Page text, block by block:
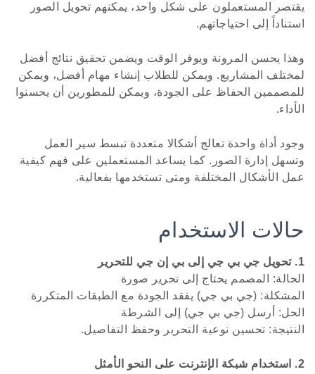
يقتصر المستعملون على شكل واحد، يمكنهم تحويل الصور
استناداً إلى احتياجاتهم.
وهذا يحسن المرونة ويوفر الوقت ويضمن تحقيق نتائج أفضل
لمختلف المشاريع. ويمكن للطلاب إنشاء مهام أفضل، ويمكن
للمصممين الحفاظ على الجودة، ويمكن للمطورين أن يحسنوا
الأداء.
وجود أداة واحدة تعالج أشكالا متعددة تبسط سير العمل
وتسهل إدارة الصور. كما يساعد المستعملين على فهم كيفية
عمل الأشكال المختلفة ومتى تستخدمها بفعالية.
حالات الاستخدام
1. تحويل جي بي جي إلى بي إن جي للتحرير
الحالة: المصمم يحتاج إلى تحرير صورة
المشكلة: (جي بي جي) يفقد الجودة مع الطبقات المتكررة
الحل: أرسل (جي بي جي) إلى الشرطة
النتيجة: تحسين نوعية التحرير وحفظ التفاصيل.
2. استخدام شبكة الإنترنت على النحو الأمثل